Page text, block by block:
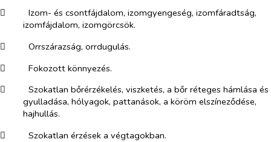
​
Izom- és csontfájdalom, izomgyengeség, izomfáradtság,
izomfájdalom, izomgörcsök.
​
Orrszárazság, orrdugulás.
​
Fokozott könnyezés.
​
Szokatlan bőrérzékelés, viszketés, a bőr réteges hámlása és
gyulladása, hólyagok, pattanások, a köröm elszíneződése,
hajhullás.
​
Szokatlan érzések a végtagokban.